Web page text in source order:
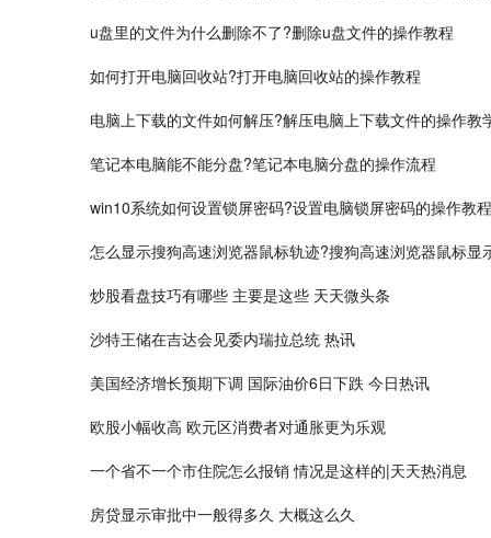
u盘里的文件为什么删除不了?删除u盘文件的操作教程
如何打开电脑回收站?打开电脑回收站的操作教程
电脑上下载的文件如何解压?解压电脑上下载文件的操作教
笔记本电脑能不能分盘?笔记本电脑分盘的操作流程
win10系统如何设置锁屏密码?设置电脑锁屏密码的操作教程
怎么显示搜狗高速浏览器鼠标轨迹?搜狗高速浏览器鼠标显
炒股看盘技巧有哪些 主要是这些 天天微头条
沙特王储在吉达会见委内瑞拉总统 热讯
美国经济增长预期下调 国际油价6日下跌 今日热讯
欧股小幅收高 欧元区消费者对通胀更为乐观
一个省不一个市住院怎么报销 情况是这样的|天天热消息
房贷显示审批中一般得多久 大概这么久